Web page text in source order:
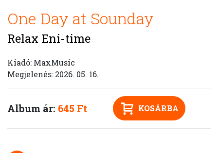
One Day at Sounday
Relax Eni-time
Kiadó: MaxMusic
Megjelenés: 2026. 05. 16.
Album ár: 645 Ft KOSÁRBA